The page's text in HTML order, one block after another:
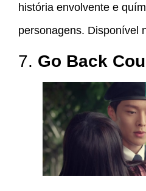
história envolvente e
personagens. Disponível
7. Go Back